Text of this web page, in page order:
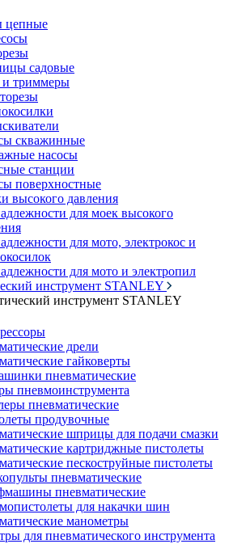
цепные
садовые
триммеры
скважинные
насосы
станции
поверхностные
высокого давления
для моек высокого
для мото, электрокос и
для мото и электропил
инструмент STANLEY
инструмент STANLEY
дрели
гайковерты
пневматические
пневмоинструмента
пневматические
продувочные
шприцы для подачи смазки
картриджные пистолеты
пескоструйные пистолеты
пневматические
пневматические
для накачки шин
манометры
для пневматического инструмента